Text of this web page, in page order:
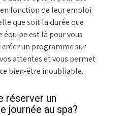
fonction de leur emploi
que soit la durée que
équipe est là pour vous
un programme sur
attentes et vous permet
bien-être inoubliable.
réserver un
journée au spa?